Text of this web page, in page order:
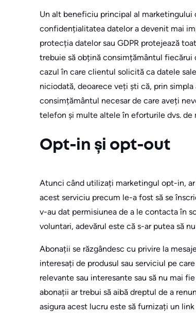
Un alt beneficiu principal al
confidențialitatea datelor a devenit mai
protecția datelor sau GDPR protejează
trebuie să obțină consimțământul fiecărui
cazul în care clientul solicită ca datele
niciodată, deoarece veți ști că, prin
consimțământul necesar de care aveți
telefon și multe altele în eforturile dvs. de
Opt-in și opt-out
Atunci când utilizați marketingul opt-in, ar
acest serviciu precum le-a fost să se
v-au dat permisiunea de a le contacta în
voluntari, adevărul este că s-ar putea să
Abonații se răzgândesc cu privire la
interesați de produsul sau serviciul pe
relevante sau interesante sau să nu mai
abonații ar trebui să aibă dreptul de a
asigura acest lucru este să furnizați un